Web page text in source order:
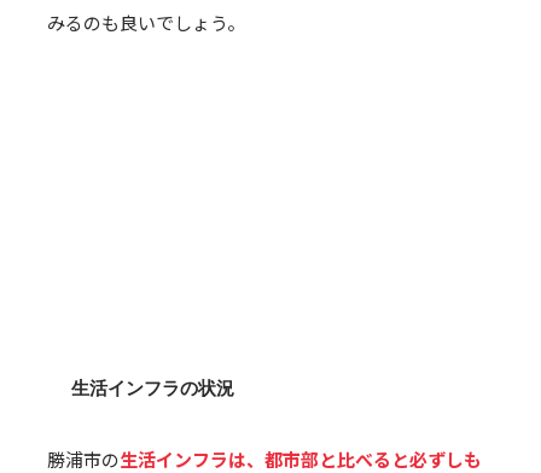
みるのも良いでしょう。
生活インフラの状況
勝浦市の生活インフラは、都市部と比べると必ずしも